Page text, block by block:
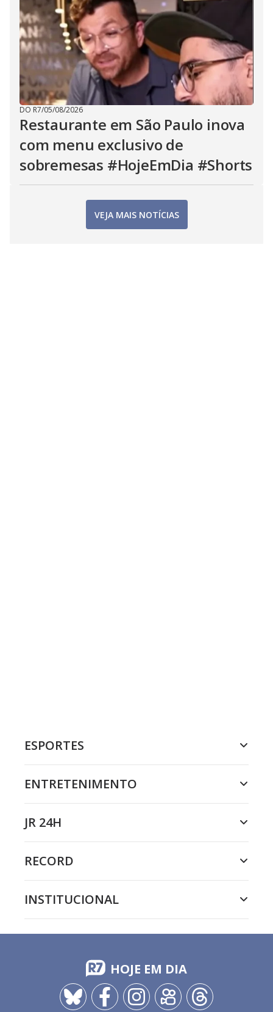
DO R7/05/08/2026
Restaurante em São Paulo inova
com menu exclusivo de
sobremesas #HojeEmDia #Shorts
VEJA MAIS NOTÍCIAS
ESPORTES
ENTRETENIMENTO
JR 24H
RECORD
INSTITUCIONAL
HOJE EM DIA